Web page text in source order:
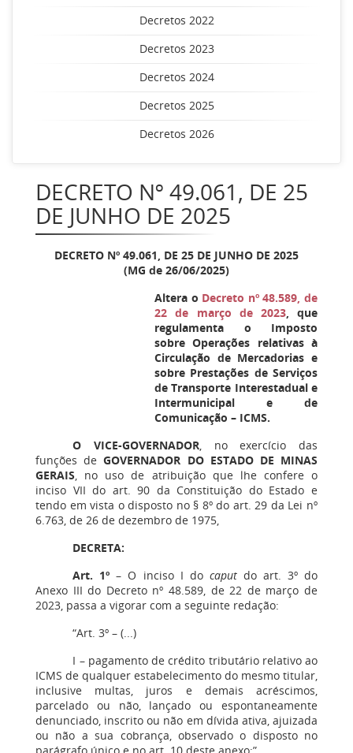
Decretos 2022
Decretos 2023
Decretos 2024
Decretos 2025
Decretos 2026
DECRETO Nº 49.061, DE 25
DE JUNHO DE 2025
DECRETO Nº 49.061, DE 25 DE JUNHO DE 2025
(MG de 26/06/2025)
Altera o Decreto nº 48.589, de
22 de março de 2023, que
regulamenta o Imposto
sobre Operações relativas à
Circulação de Mercadorias e
sobre Prestações de Serviços
de Transporte Interestadual e
Intermunicipal e de
Comunicação – ICMS.
O VICE-GOVERNADOR, no exercício das
funções deGOVERNADOR DO ESTADO DE MINAS
GERAIS, no uso de atribuição que lhe confere o
inciso VII do art. 90 da Constituição do Estado e
tendo em vista o disposto no § 8º do art. 29 da Lei nº
6.763, de 26 de dezembro de 1975,
DECRETA:
Art. 1º – O inciso I do caput do art. 3º do
Anexo III do Decreto nº 48.589, de 22 de março de
2023, passa a vigorar com a seguinte redação:
“Art. 3º – (...)
I – pagamento de crédito tributário relativo ao
ICMS de qualquer estabelecimento do mesmo titular,
inclusive multas, juros e demais acréscimos,
parcelado ou não, lançado ou espontaneamente
denunciado, inscrito ou não em dívida ativa, ajuizada
ou não a sua cobrança, observado o disposto no